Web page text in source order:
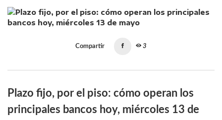
Compartir 3
Plazo fijo, por el piso: cómo operan los
principales bancos hoy, miércoles 13 de